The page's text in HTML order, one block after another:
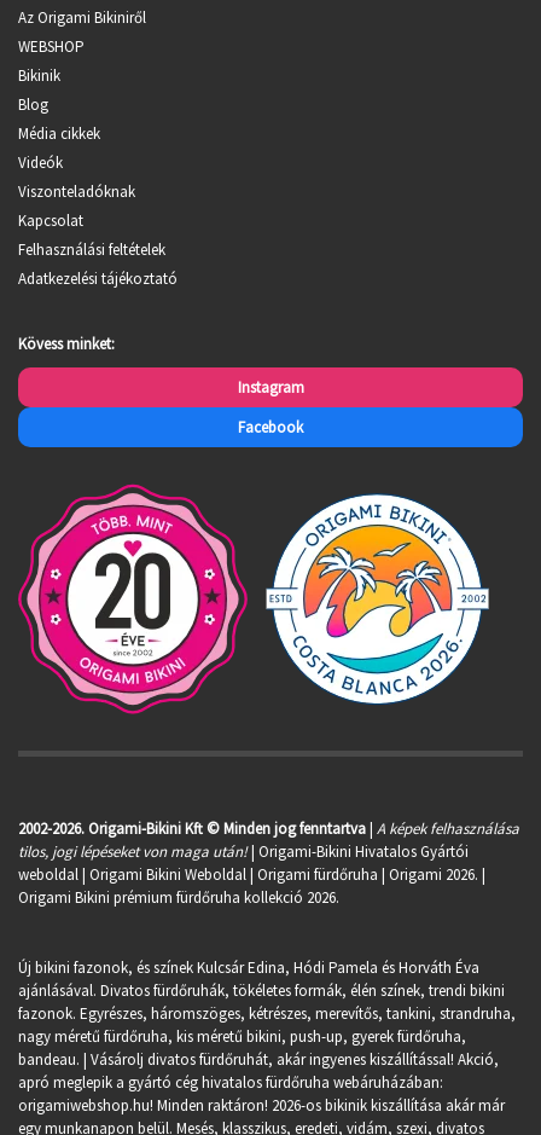
Az Origami Bikiniről
WEBSHOP
Bikinik
Blog
Média cikkek
Videók
Viszonteladóknak
Kapcsolat
Felhasználási feltételek
Adatkezelési tájékoztató
Kövess minket:
Instagram
Facebook
2002-2026. Origami-Bikini Kft © Minden jog fenntartva| A képek felhasználása
tilos, jogi lépéseket von maga után!| Origami-Bikini Hivatalos Gyártói
weboldal | Origami Bikini Weboldal | Origami fürdőruha | Origami 2026. |
Origami Bikini prémium fürdőruha kollekció 2026.
Új bikini fazonok, és színek Kulcsár Edina, Hódi Pamela és Horváth Éva
ajánlásával. Divatos fürdőruhák, tökéletes formák, élén színek, trendi bikini
fazonok. Egyrészes, háromszöges, kétrészes, merevítős, tankini, strandruha,
nagy méretű fürdőruha, kis méretű bikini, push-up, gyerek fürdőruha,
bandeau. | Vásárolj divatos fürdőruhát, akár ingyenes kiszállítással! Akció,
apró meglepik a gyártó cég hivatalos fürdőruha webáruházában:
origamiwebshop.hu! Minden raktáron! 2026-os bikinik kiszállítása akár már
egy munkanapon belül. Mesés, klasszikus, eredeti, vidám, szexi, divatos